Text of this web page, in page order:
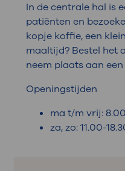
In de centrale hal is
patiënten en
kopje koffie, een
maaltijd? Bestel het
neem plaats aan
Openingstijden
ma t/m vrij:
za, zo: 11.00-